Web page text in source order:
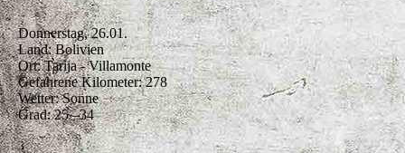
Donnerstag, 26.01.
Land: Bolivien
Ort: Tarija - Villamonte
Gefahrene Kilometer: 278
Wetter: Sonne
Grad: 25 –34